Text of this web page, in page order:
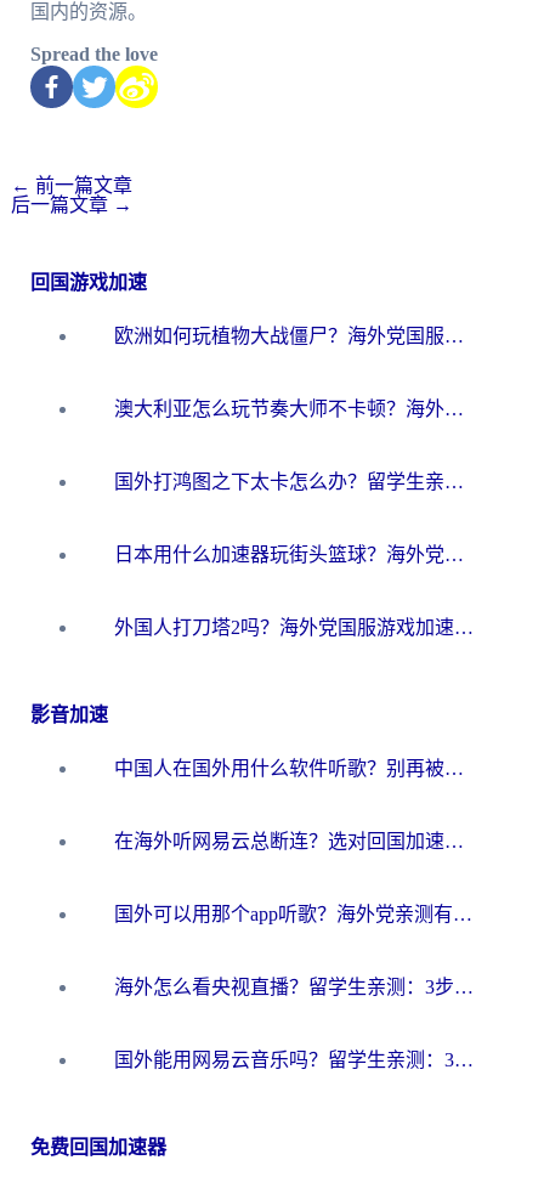
国内的资源。
Spread the love
← 前一篇文章
后一篇文章 →
回国游戏加速
欧洲如何玩植物大战僵尸？海外党国服游戏加速避坑指南（附实测对比）
澳大利亚怎么玩节奏大师不卡顿？海外党国服游戏加速终极指南
国外打鸿图之下太卡怎么办？留学生亲测有效的国服游戏加速方案
日本用什么加速器玩街头篮球？海外党国服游戏不卡顿的终极攻略
外国人打刀塔2吗？海外党国服游戏加速避坑全攻略
影音加速
中国人在国外用什么软件听歌？别再被地域限制卡脖子，这篇教你轻松解锁国内音乐库
在海外听网易云总断连？选对回国加速器，告别地区限制和卡顿
国外可以用那个app听歌？海外党亲测有效的回国加速方案，轻松听国内音乐听书
海外怎么看央视直播？留学生亲测：3步解决版权限制+追剧自由
国外能用网易云音乐吗？留学生亲测：3步解决海外听歌难题
免费回国加速器